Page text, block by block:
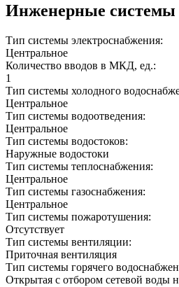
Инженерные системы
Тип системы электроснабжения:
Центральное
Количество вводов в МКД, ед.:
1
Тип системы холодного
Центральное
Тип системы водоотведения:
Центральное
Тип системы водостоков:
Наружные водостоки
Тип системы теплоснабжения:
Центральное
Тип системы газоснабжения:
Центральное
Тип системы пожаротушения:
Отсутствует
Тип системы вентиляции:
Приточная вентиляция
Тип системы горячего
Открытая с отбором сетевой воды